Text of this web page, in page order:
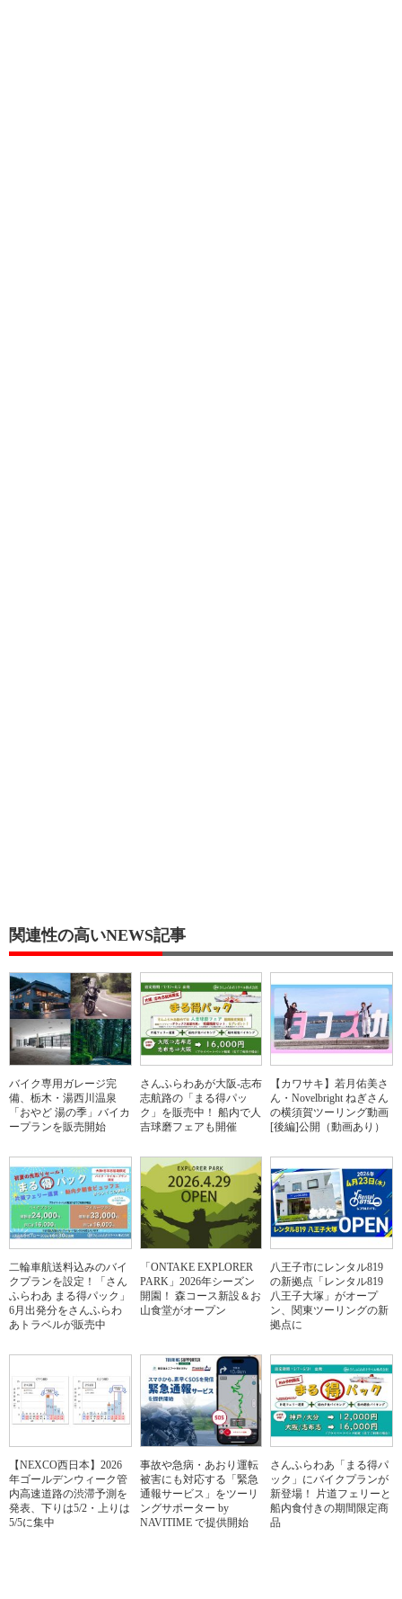
関連性の高いNEWS記事
バイク専用ガレージ完
備、栃木・湯西川温泉
「おやど 湯の季」バイカ
ープランを販売開始
さんふらわあが大阪-志布
志航路の「まる得パッ
ク」を販売中！ 船内で人
吉球磨フェアも開催
【カワサキ】若月佑美さ
ん・Novelbright ねぎさん
の横須賀ツーリング動画
[後編]公開（動画あり）
二輪車航送料込みのバイ
クプランを設定！「さん
ふらわあ まる得パック」
6月出発分をさんふらわ
あトラベルが販売中
「ONTAKE EXPLORER
PARK」2026年シーズン
開園！ 森コース新設＆お
山食堂がオープン
八王子市にレンタル819
の新拠点「レンタル819
八王子大塚」がオープ
ン、関東ツーリングの新
拠点に
【NEXCO西日本】2026
年ゴールデンウィーク管
内高速道路の渋滞予測を
発表、下りは5/2・上りは
5/5に集中
事故や急病・あおり運転
被害にも対応する「緊急
通報サービス」をツーリ
ングサポーター by
NAVITIME で提供開始
さんふらわあ「まる得パ
ック」にバイクプランが
新登場！ 片道フェリーと
船内食付きの期間限定商
品